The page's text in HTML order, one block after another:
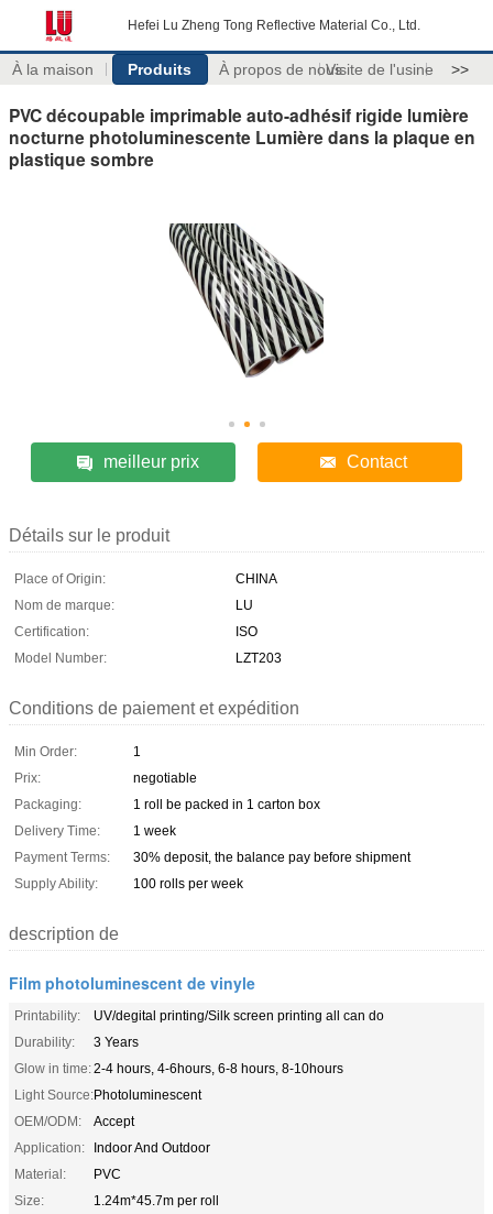
Hefei Lu Zheng Tong Reflective Material Co., Ltd.
À la maison Produits À propos de nousVisite de l'usine >>
PVC découpable imprimable auto-adhésif rigide lumière
nocturne photoluminescente Lumière dans la plaque en
plastique sombre
meilleur prix Contact
Détails sur le produit
Place of Origin:
CHINA
Nom de marque:
LU
Certification:
ISO
Model Number:
LZT203
Conditions de paiement et expédition
Min Order:
1
Prix:
negotiable
Packaging:
1 roll be packed in 1 carton box
Delivery Time:
1 week
Payment Terms:
30% deposit, the balance pay before shipment
Supply Ability:
100 rolls per week
description de
Film photoluminescent de vinyle
Printability:
UV/degital printing/Silk screen printing all can do
Durability:
3 Years
Glow in time:2-4 hours, 4-6hours, 6-8 hours, 8-10hours
Light Source:Photoluminescent
OEM/ODM:
Accept
Application:
Indoor And Outdoor
Material:
PVC
Size:
1.24m*45.7m per roll